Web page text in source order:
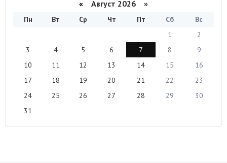
« Август 2026 »
Пн Вт Ср Чт Пт Сб
Вс
1
2
3
4 5 6 7 8
9
10
11 12 13 14 15
16
17
18 19 20 21 22
23
24
25 26 27 28 29
30
31